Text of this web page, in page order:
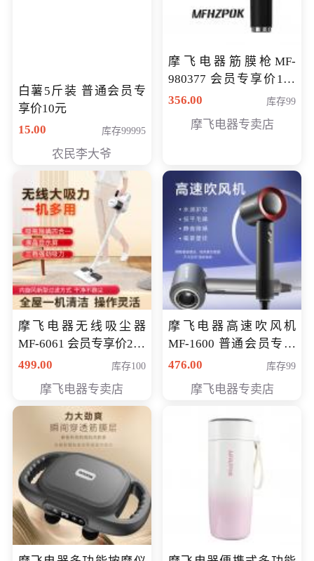
白薯5斤装 普通会员专
享价10元
15.00
库存99995
农民李大爷
摩飞电器筋膜枪MF-
980377 会员专享价199
元
356.00 库存99
摩飞电器专卖店
摩飞电器无线吸尘器
MF-6061 会员专享价299
元
499.00 库存100
摩飞电器专卖店
摩飞电器高速吹风机
MF-1600 普通会员专享
价298元
476.00 库存99
摩飞电器专卖店